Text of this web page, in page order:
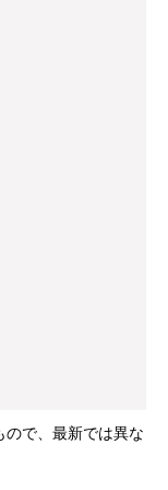
で、最新では異な